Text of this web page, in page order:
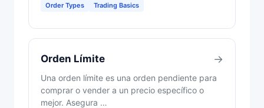
Order Types Trading Basics
Orden Límite
Una orden límite es una orden pendiente para
comprar o vender a un precio específico o
mejor. Asegura …
→